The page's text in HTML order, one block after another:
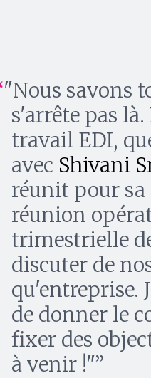
"Nous savons
s'arrête pas
travail EDI,
avec Shivani
réunit pour sa
réunion
trimestrielle
discuter de
qu'entreprise.
de donner le
fixer des
à venir !"